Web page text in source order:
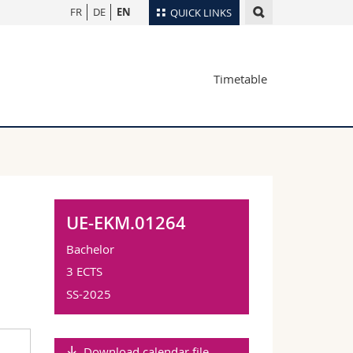
QUICK LINKS
Maps/Orientation
Webmail
FR DE EN
Timetable
UE-EKM.01264
Bachelor
3 ECTS
SS-2025